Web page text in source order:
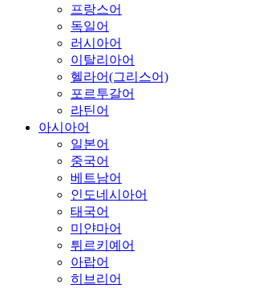
프랑스어
독일어
러시아어
이탈리아어
헬라어(그리스어)
포르투갈어
라틴어
아시아어
일본어
중국어
베트남어
인도네시아어
태국어
미얀마어
튀르키예어
아랍어
히브리어